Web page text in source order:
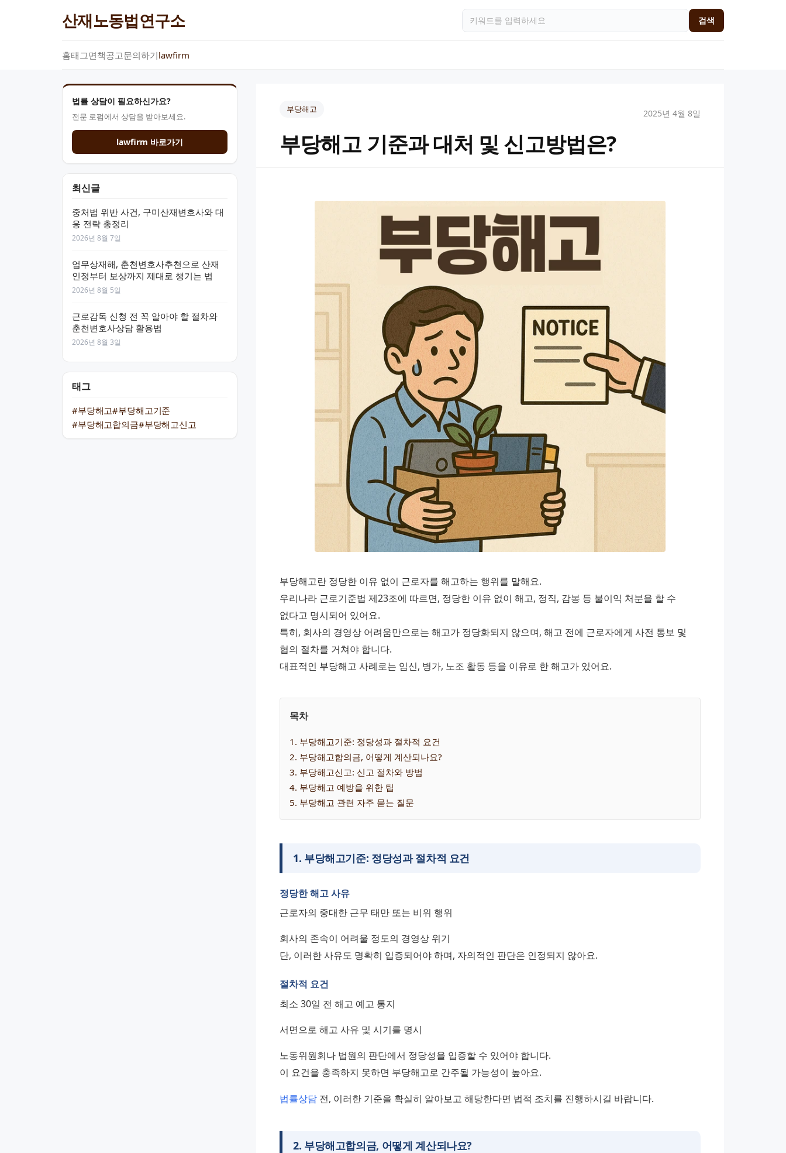
산재노동법연구소 검색
홈태그면책공고문의하기lawfirm
법률 상담이 필요하신가요?
전문 로펌에서 상담을 받아보세요.
lawfirm 바로가기
최신글
중처법 위반 사건, 구미산재변호사와 대
응 전략 총정리
2026년 8월 7일
업무상재해, 춘천변호사추천으로 산재
인정부터 보상까지 제대로 챙기는 법
2026년 8월 5일
근로감독 신청 전 꼭 알아야 할 절차와
춘천변호사상담 활용법
2026년 8월 3일
태그
#부당해고#부당해고기준
#부당해고합의금#부당해고신고
부당해고 2025년 4월 8일
부당해고 기준과 대처 및 신고방법은?
부당해고란 정당한 이유 없이 근로자를 해고하는 행위를 말해요.
우리나라 근로기준법 제23조에 따르면, 정당한 이유 없이 해고, 정직, 감봉 등 불이익 처분을 할 수
없다고 명시되어 있어요.
특히, 회사의 경영상 어려움만으로는 해고가 정당화되지 않으며, 해고 전에 근로자에게 사전 통보 및
협의 절차를 거쳐야 합니다.
대표적인 부당해고 사례로는 임신, 병가, 노조 활동 등을 이유로 한 해고가 있어요.
목차
1 . 부당해고기준: 정당성과 절차적 요건
2. 부당해고합의금, 어떻게 계산되나요?
3. 부당해고신고: 신고 절차와 방법
4. 부당해고 예방을 위한 팁
5. 부당해고 관련 자주 묻는 질문
1. 부당해고기준: 정당성과 절차적 요건
정당한 해고 사유
근로자의 중대한 근무 태만 또는 비위 행위
회사의 존속이 어려울 정도의 경영상 위기
단, 이러한 사유도 명확히 입증되어야 하며, 자의적인 판단은 인정되지 않아요.
절차적 요건
최소 30일 전 해고 예고 통지
서면으로 해고 사유 및 시기를 명시
노동위원회나 법원의 판단에서 정당성을 입증할 수 있어야 합니다.
이 요건을 충족하지 못하면 부당해고로 간주될 가능성이 높아요.
법률상담 전, 이러한 기준을 확실히 알아보고 해당한다면 법적 조치를 진행하시길 바랍니다.
2. 부당해고합의금, 어떻게 계산되나요?